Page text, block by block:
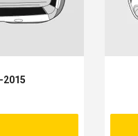
2015